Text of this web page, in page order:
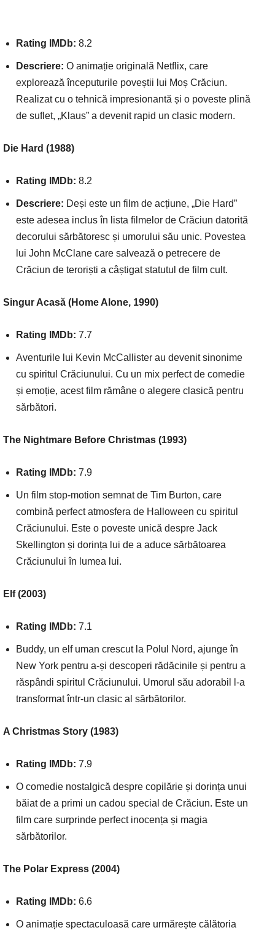
Rating IMDb: 8.2
Descriere: O animație originală Netflix, care
explorează începuturile poveștii lui Moș Crăciun.
Realizat cu o tehnică impresionantă și o poveste plină
de suflet, „Klaus” a devenit rapid un clasic modern.
Die Hard (1988)
Rating IMDb: 8.2
Descriere: Deși este un film de acțiune, „Die Hard”
este adesea inclus în lista filmelor de Crăciun datorită
decorului sărbătoresc și umorului său unic. Povestea
lui John McClane care salvează o petrecere de
Crăciun de teroriști a câștigat statutul de film cult.
Singur Acasă (Home Alone, 1990)
Rating IMDb: 7.7
Aventurile lui Kevin McCallister au devenit sinonime
cu spiritul Crăciunului. Cu un mix perfect de comedie
și emoție, acest film rămâne o alegere clasică pentru
sărbători.
The Nightmare Before Christmas (1993)
Rating IMDb: 7.9
Un film stop-motion semnat de Tim Burton, care
combină perfect atmosfera de Halloween cu spiritul
Crăciunului. Este o poveste unică despre Jack
Skellington și dorința lui de a aduce sărbătoarea
Crăciunului în lumea lui.
Elf (2003)
Rating IMDb: 7.1
Buddy, un elf uman crescut la Polul Nord, ajunge în
New York pentru a-și descoperi rădăcinile și pentru a
răspândi spiritul Crăciunului. Umorul său adorabil l-a
transformat într-un clasic al sărbătorilor.
A Christmas Story (1983)
Rating IMDb: 7.9
O comedie nostalgică despre copilărie și dorința unui
băiat de a primi un cadou special de Crăciun. Este un
film care surprinde perfect inocența și magia
sărbătorilor.
The Polar Express (2004)
Rating IMDb: 6.6
O animație spectaculoasă care urmărește călătoria